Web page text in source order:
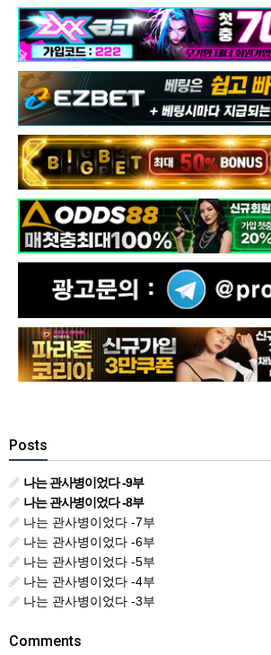
Posts
나는 관사병이었다 -9부
나는 관사병이었다 -8부
나는 관사병이었다 -7부
나는 관사병이었다 -6부
나는 관사병이었다 -5부
나는 관사병이었다 -4부
나는 관사병이었다 -3부
Comments